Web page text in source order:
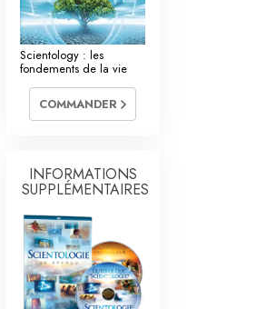
Scientology : les
fondements de la vie
COMMANDER
INFORMATIONS
SUPPLÉMENTAIRES